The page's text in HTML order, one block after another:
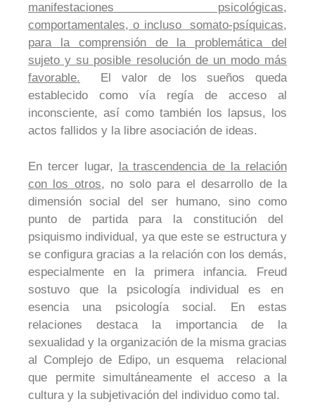
manifestaciones psicológicas,
comportamentales, o incluso somato-psíquicas,
para la comprensión de la problemática del
sujeto y su posible resolución de un modo más
favorable.
El valor de los sueños queda
establecido como vía regía de acceso al
inconsciente, así como también los lapsus, los
actos fallidos y la libre asociación de ideas.
En tercer lugar, la trascendencia de la relación
con los otros, no solo para el desarrollo de la
dimensión social del ser humano, sino como
punto de partida para la constitución del
psiquismo individual, ya que este se estructura y
se configura gracias a la relación con los demás,
especialmente en la primera infancia. Freud
sostuvo que la psicología individual es en
esencia una psicología social. En estas
relaciones destaca la importancia de la
sexualidad y la organización de la misma gracias
al Complejo de Edipo, un esquema relacional
que permite simultáneamente el acceso a la
cultura y la subjetivación del individuo como tal.